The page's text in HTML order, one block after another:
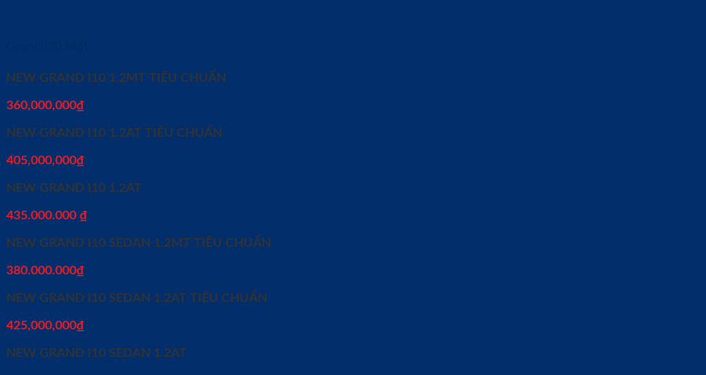
NEW GRAND I10 1.2MT TIÊU CHUẨN
360,000,000₫
NEW GRAND I10 1.2AT TIÊU CHUẨN
405,000,000₫
NEW GRAND I10 1.2AT
435.000.000 ₫
NEW GRAND I10 SEDAN 1.2MT TIÊU CHUẨN
380.000.000₫
NEW GRAND I10 SEDAN 1.2AT TIÊU CHUẨN
425,000,000₫
NEW GRAND I10 SEDAN 1.2AT